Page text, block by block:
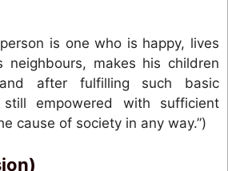
is one who is happy, lives
neighbours, makes his children
after fulfilling such basic
still empowered with sufficient
cause of society in any way.”)